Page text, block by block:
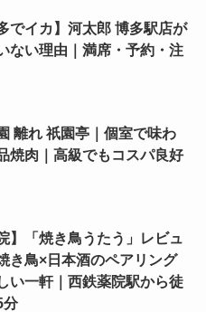
でイカ】河太郎 博多駅店が
ない理由｜満席・予約・注
離れ 祇園亭｜個室で味わ
焼肉｜高級でもコスパ良好
】「焼き鳥うたう」レビュ
き鳥×日本酒のペアリング
い一軒｜西鉄薬院駅から徒
分